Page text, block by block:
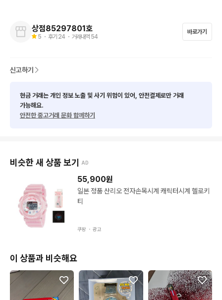
상점85297801호
5 ・ 후기 24 ・ 거래내역 54
바로가기
신고하기
현금 거래는 개인 정보 노출 및 사기 위험이 있어, 안전결제로만 거래
가능해요.
안전한 중고거래 문화 함께하기
비슷한 새 상품 보기 AD
55,900원
일본 정품 산리오 전자손목시계 캐릭터시계 헬로키
티
쿠팡 ・ 광고
이 상품과 비슷해요